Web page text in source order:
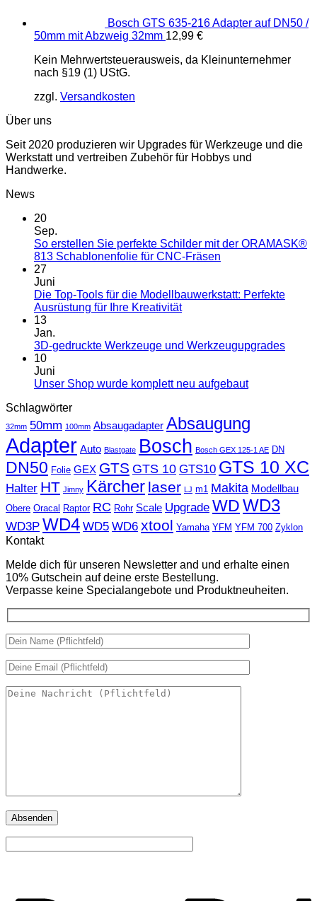
Bosch GTS 635-216 Adapter auf DN50 /
50mm mit Abzweig 32mm 12,99 €
Kein Mehrwertsteuerausweis, da Kleinunternehmer
nach §19 (1) UStG.
zzgl. Versandkosten
Über uns
Seit 2020 produzieren wir Upgrades für Werkzeuge und die
Werkstatt und vertreiben Zubehör für Hobbys und
Handwerke.
News
20
Sep.
So erstellen Sie perfekte Schilder mit der ORAMASK®
813 Schablonenfolie für CNC-Fräsen
27
Juni
Die Top-Tools für die Modellbauwerkstatt: Perfekte
Ausrüstung für Ihre Kreativität
13
Jan.
3D-gedruckte Werkzeuge und Werkzeugupgrades
10
Juni
Unser Shop wurde komplett neu aufgebaut
Schlagwörter
32mm 50mm 100mm Absaugadapter Absaugung
Adapter Auto Blastgate Bosch Bosch GEX 125-1 AE DN
DN50 Folie GEX GTS GTS 10 GTS10 GTS 10 XC
Halter HT Jimny Kärcher laser LJ m1 Makita Modellbau
Obere Oracal Raptor RC Rohr Scale Upgrade WDWD3
WD3P WD4 WD5 WD6 xtool Yamaha YFM YFM 700 Zyklon
Kontakt
Melde dich für unseren Newsletter and und erhalte einen
10% Gutschein auf deine erste Bestellung.
Verpasse keine Specialangebote und Produktneuheiten.